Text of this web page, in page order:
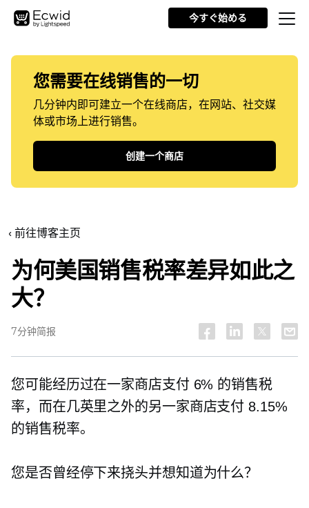
今すぐ始める
您需要在线销售的一切
几分钟内即可建立一个在线商店，在网站、社交媒
体或市场上进行销售。
创建一个商店
‹ 前往博客主页
为何美国销售税率差异如此之
大？
7分钟简报
您可能经历过在一家商店支付 6% 的销售税
率，而在几英里之外的另一家商店支付 8.15%
的销售税率。
您是否曾经停下来挠头并想知道为什么？